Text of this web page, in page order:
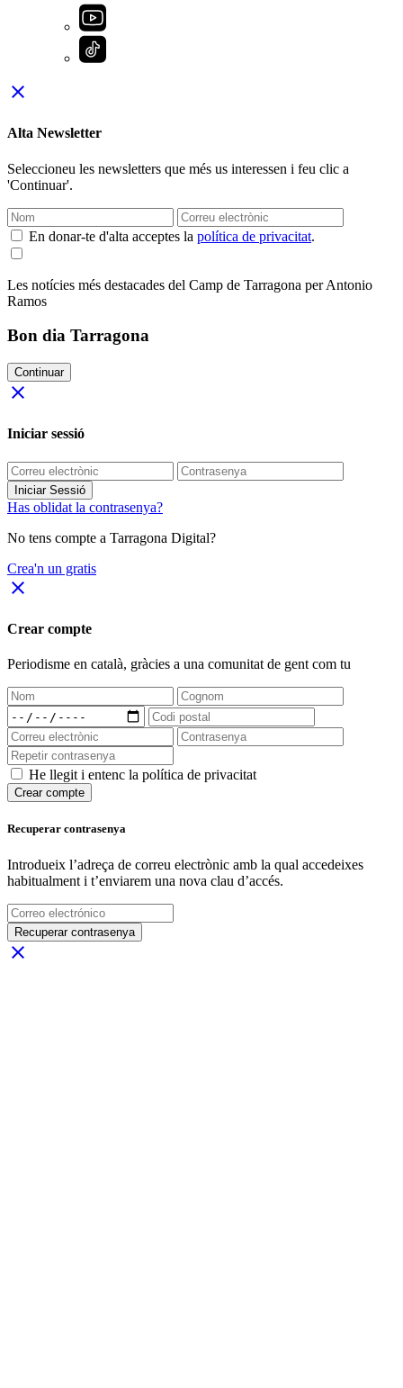
close
Alta Newsletter
Seleccioneu les newsletters que més us interessen i feu clic a
'Continuar'.
En donar-te d'alta acceptes la política de privacitat.
Les notícies més destacades del Camp de Tarragona per Antonio
Ramos
Bon dia Tarragona
Continuar
close
Iniciar sessió
Iniciar Sessió
Has oblidat la contrasenya?
No tens compte a Tarragona Digital?
Crea'n un gratis
close
Crear compte
Periodisme en català, gràcies a una comunitat de gent com tu
He llegit i entenc la política de privacitat
Crear compte
Recuperar contrasenya
Introdueix l’adreça de correu electrònic amb la qual accedeixes
habitualment i t’enviarem una nova clau d’accés.
Recuperar contrasenya
close